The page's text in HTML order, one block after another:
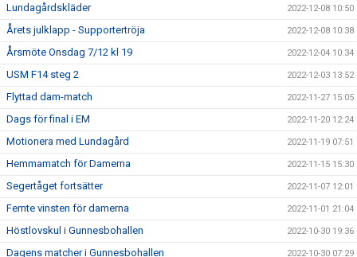
Lundagårdskläder 2022-12-08 10:50
Årets julklapp - Supportertröja 2022-12-08 10:38
Årsmöte Onsdag 7/12 kl 19 2022-12-04 10:34
USM F14 steg 2 2022-12-03 13:52
Flyttad dam-match 2022-11-27 15:05
Dags för final i EM 2022-11-20 12:24
Motionera med Lundagård 2022-11-19 07:51
Hemmamatch för Damerna 2022-11-15 15:30
Segertåget fortsätter 2022-11-07 12:01
Femte vinsten för damerna 2022-11-01 21:04
Höstlovskul i Gunnesbohallen 2022-10-30 19:36
Dagens matcher i Gunnesbohallen 2022-10-30 07:29